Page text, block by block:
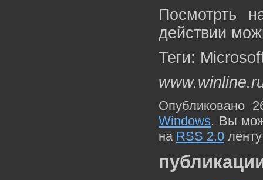
Посмотрть
действии
Теги:
Опубликовано
Windows. Вы
на RSS 2.0